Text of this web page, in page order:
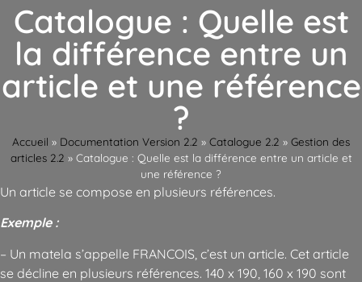
Catalogue : Quelle est
la différence entre un
article et une référence
?
Accueil » Documentation Version 2.2 » Catalogue 2.2 » Gestion des
articles 2.2 » Catalogue : Quelle est la différence entre un article et
une référence ?
Un article se compose en plusieurs références.
Exemple :
– Un matela s’appelle FRANCOIS, c’est un article. Cet article
se décline en plusieurs références. 140 x 190, 160 x 190 sont